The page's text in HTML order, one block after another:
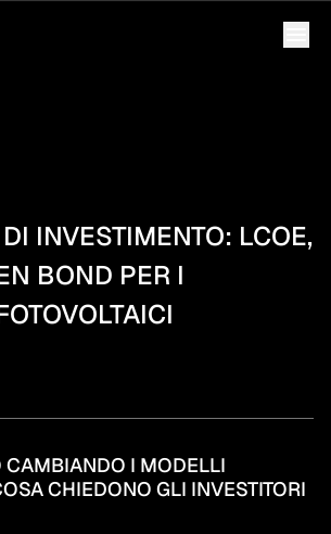
INVESTIMENTO: LCOE,
BOND PER I
CAMBIANDO I MODELLI
CHIEDONO GLI INVESTITORI